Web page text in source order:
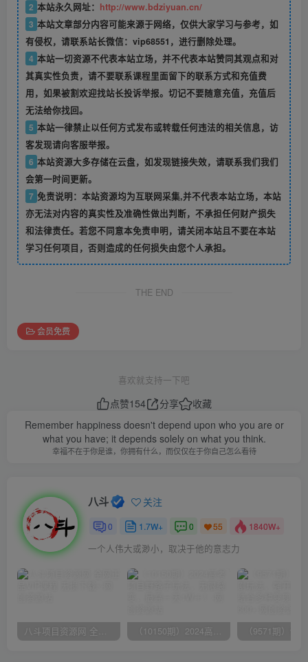
2 本站永久网址： http://www.bdziyuan.cn/
3 本站文章部分内容可能来源于网络，仅供大家学习与参考，如
有侵权，请联系站长微信：vip68551，进行删除处理。
4 本站一切资源不代表本站立场，并不代表本站赞同其观点和对
其真实性负责，请不要联系课程里面留下的联系方式和充值费
用，如果被割欢迎找站长投诉举报。切记不要随意充值，充值后
无法给你找回。
5 本站一律禁止以任何方式发布或转载任何违法的相关信息，访
客发现请向客服举报。
6 本站资源大多存储在云盘，如发现链接失效，请联系我们我们
会第一时间更新。
7 免责说明：本站资源均为互联网采集,并不代表本站立场，本站
亦无法对内容的真实性及准确性做出判断，不承担任何财产损失
和法律责任。若您不同意本免责申明，请关闭本站且不要在本站
学习任何项目，否则造成的任何损失由您个人承担。
THE END
会员免费
喜欢就支持一下吧
点赞154 分享
收藏
Remember happiness doesn't depend upon who you are or
what you have; it depends solely on what you think.
幸福不在于你是谁，你拥有什么，而仅仅在于你自己怎么看待
八斗 关注
0 1.7W+ 0 55 1840W+
一个人伟大或渺小，取决于他的意志力
八斗项目资源网 全网正品VIP课程 无损下载~ （10150期）2024高考项目野路子玩法，无限裂变，最高一天1W＋！